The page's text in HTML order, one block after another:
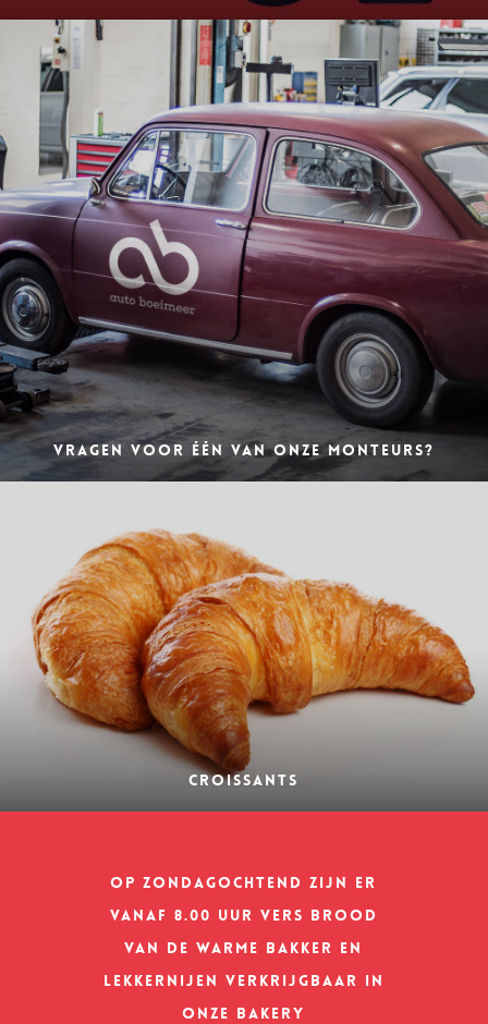
VRAGEN VOOR ÉÉN VAN ONZE MONTEURS?
Croissants
Op zondagochtend zijn er
vanaf 8.00 uur vers brood
van de warme bakker en
lekkernijen verkrijgbaar in
onze bakery